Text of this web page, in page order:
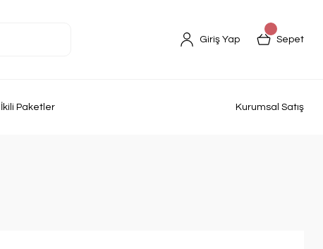
Giriş Yap Sepet
İkili Paketler Kurumsal Satış